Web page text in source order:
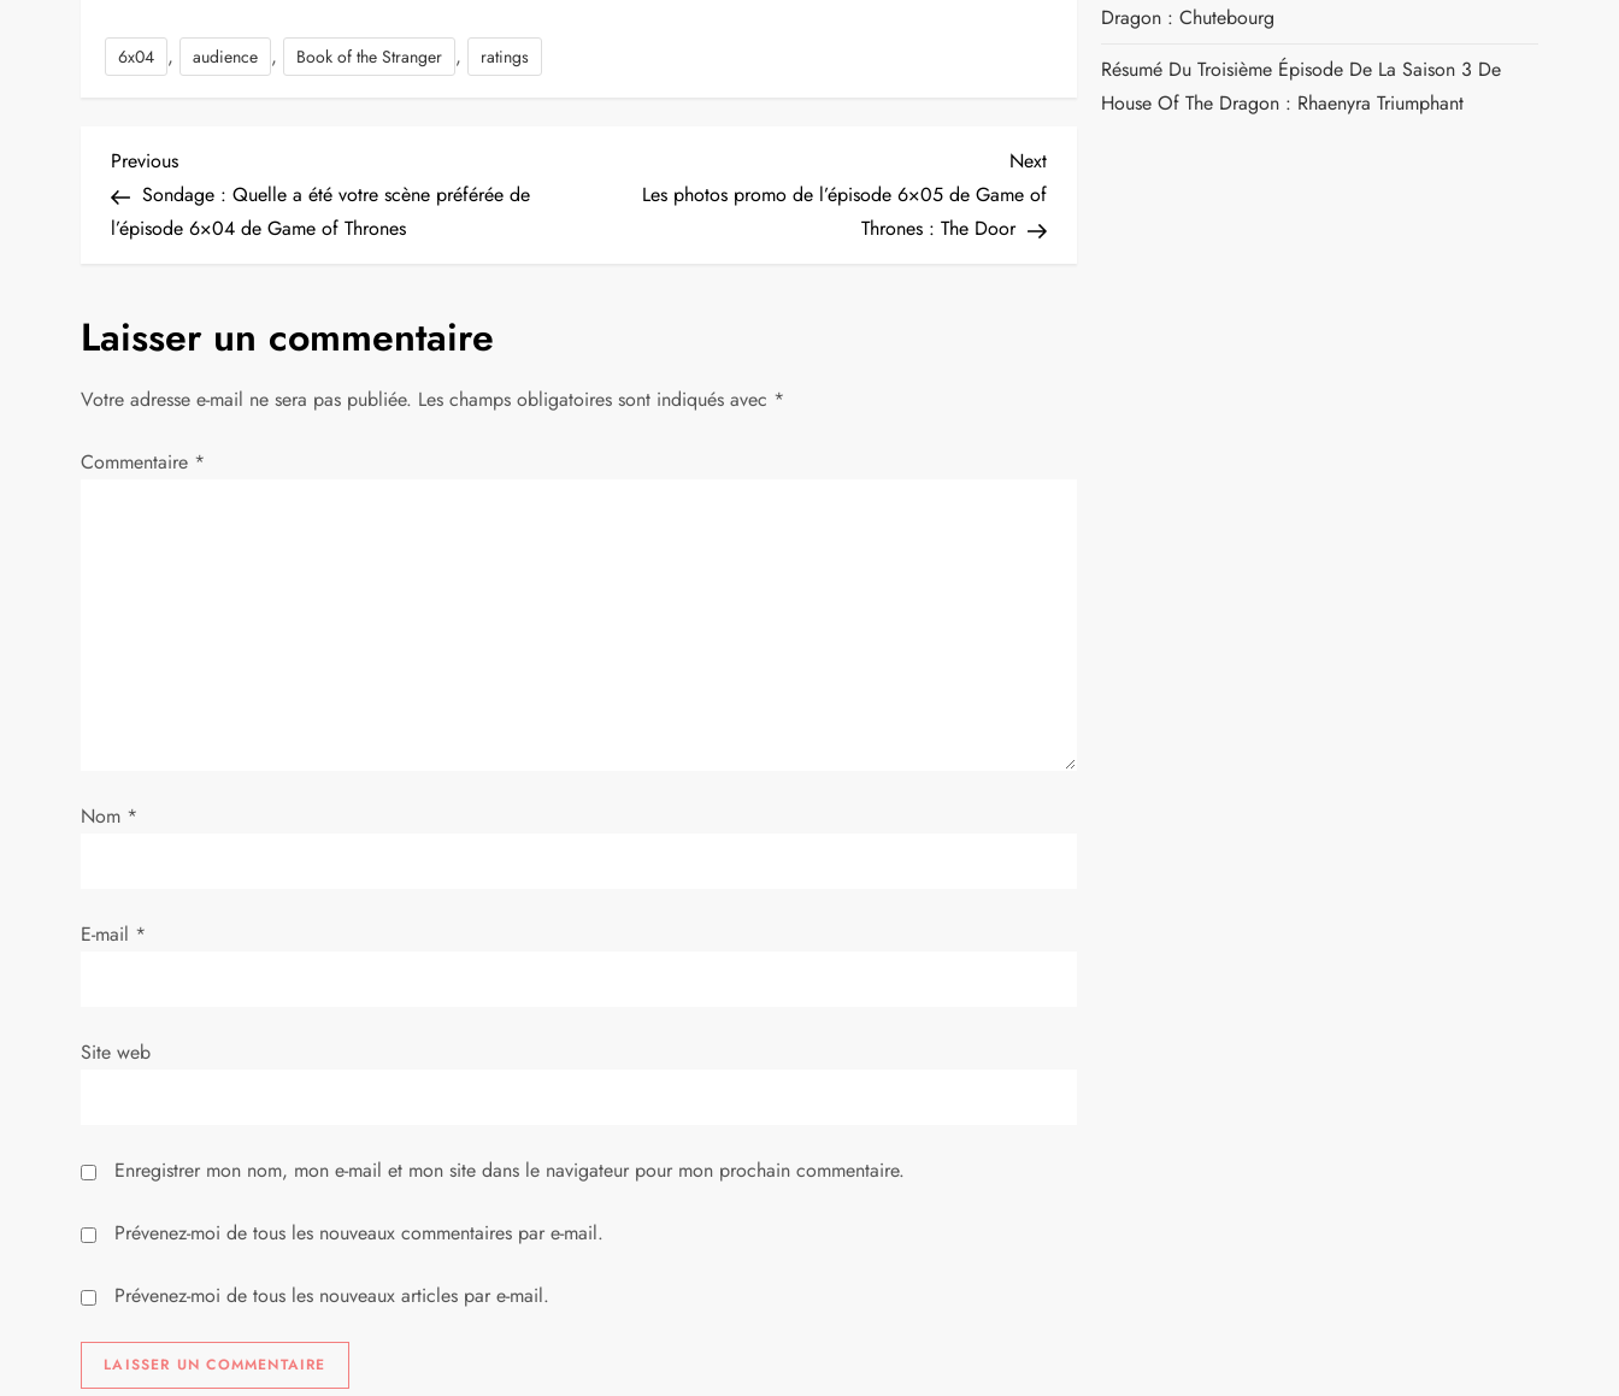
6x04 , audience , Book of the Stranger , ratings
N
a
i
g
a
e
t
c
l
e
Previous
Post
Previous
Sondage : Quelle a été votre scène préférée de
l’épisode 6×04 de Game of Thrones
Next
Post
Next
Les photos promo de l’épisode 6×05 de Game of
Thrones : The Door
Laisser un commentaire
Votre adresse e-mail ne sera pas publiée. Les champs obligatoires sont indiqués avec *
Commentaire *
Nom *
E-mail *
Site web
Enregistrer mon nom, mon e-mail et mon site dans le navigateur pour mon prochain commentaire.
Prévenez-moi de tous les nouveaux commentaires par e-mail.
Prévenez-moi de tous les nouveaux articles par e-mail.
Dragon : Chutebourg
Résumé Du Troisième Épisode De La Saison 3 De
House Of The Dragon : Rhaenyra Triumphant